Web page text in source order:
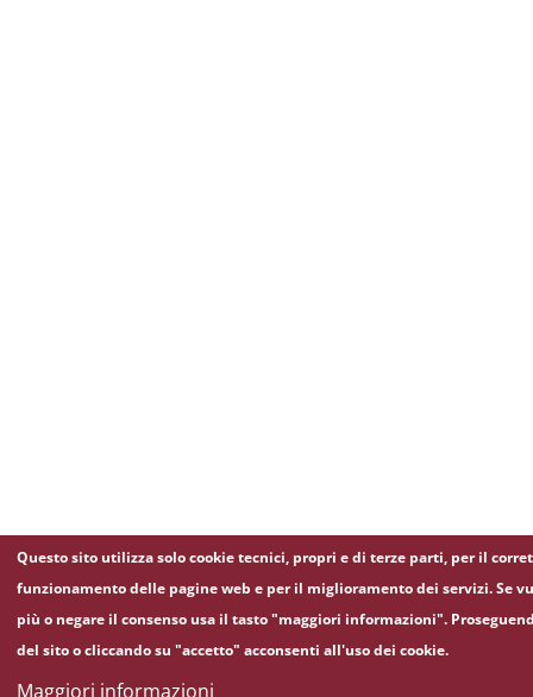
Questo sito utilizza solo cookie tecnici, propri e di terze parti, per il
funzionamento delle pagine web e per il miglioramento dei servizi. Se
più o negare il consenso usa il tasto "maggiori informazioni".
del sito o cliccando su "accetto" acconsenti all'uso dei cookie.
Maggiori informazioni